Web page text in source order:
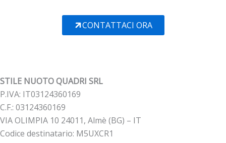
CONTATTACI ORA
STILE NUOTO QUADRI SRL
P.IVA: IT03124360169
C.F.: 03124360169
VIA OLIMPIA 10 24011, Almè (BG) – IT
Codice destinatario: M5UXCR1